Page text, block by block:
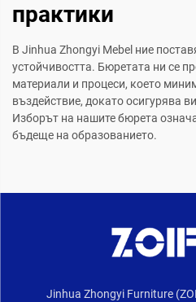
практики
В Jinhua Zhongyi Mebel ние
устойчивостта. Бюретата ни се
материали и процеси, което
въздействие, докато осигурява
Изборът на нашите бюрета
бъдеще на образованието.
Jinhua Zhongyi Furniture